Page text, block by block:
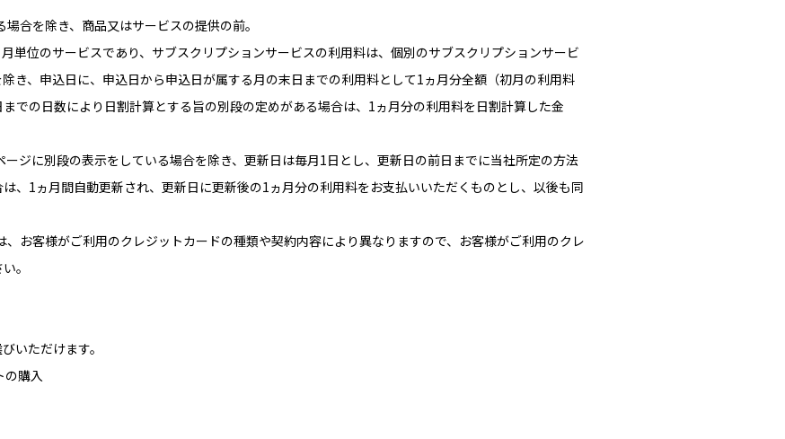
合を除き、商品又はサービスの提供の前。
単位のサービスであり、サブスクリプションサービスの利用料は、個別のサブスクリプションサービ
き、申込日に、申込日から申込日が属する月の末日までの利用料として1ヵ月分全額（初月の利用料
での日数により日割計算とする旨の別段の定めがある場合は、1ヵ月分の利用料を日割計算した金
ジに別段の表示をしている場合を除き、更新日は毎月1日とし、更新日の前日までに当社所定の方法
、1ヵ月間自動更新され、更新日に更新後の1ヵ月分の利用料をお支払いいただくものとし、以後も同
お客様がご利用のクレジットカードの種類や契約内容により異なりますので、お客様がご利用のクレ
。
いただけます。
の購入